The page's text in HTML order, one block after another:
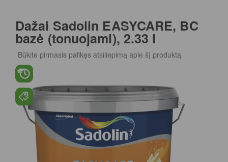
Dažai Sadolin EASYCARE, BC
bazė (tonuojami), 2.33 l
Būkite pirmasis palikęs atsiliepimą apie šį produktą